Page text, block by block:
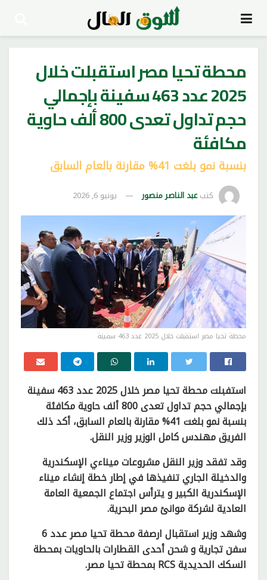
محطة تحيا مصر استقبلت خلال
2025 عدد 463 سفينة بإجمالي
حجم تداول تعدى 800 ألف حاوية
مكافئة
بنسبة نمو بلغت 41% مقارنة بالعام السابق
كتبعبد الناصر منصور يونيو 6, 2026
محطة تحيا مصر استقبلت خلال 2025 عدد 463 سفينة
استفبلت محطة تحيا مصر خلال 2025 عدد 463 سفينة
بإجمالي حجم تداول تعدى 800 ألف حاوية مكافئة
بنسبة نمو بلغت 41% مقارنة بالعام السابق، أكد ذلك
الفريق مهندس كامل الوزير وزير النقل.
وقد تفقد وزير النقل مشروعات ميناءي الإسكندرية
والدخيلة الجاري تنفيذها في إطار خطة إنشاء ميناء
الإسكندرية الكبير و يترأس اجتماع الجمعية العامة
العادية لشركة موانئ مصر البحرية.
وشهد وزير استقبال ارصفة محطة تحيا مصر عدد 6
سفن تجارية و شحن أحدى القطارات بالحاويات بمحطة
السكك الحديدية RCS بمحطة تحيا مصر.